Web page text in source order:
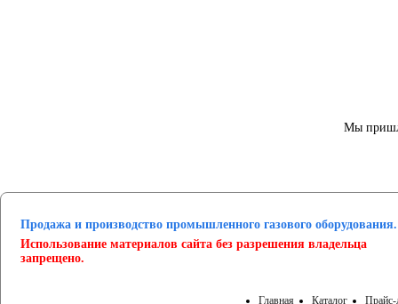
Мы
Продажа и производство промышленного газового оборудования.
Использование материалов сайта без разрешения владельца
запрещено.
Главная Каталог Прайс-